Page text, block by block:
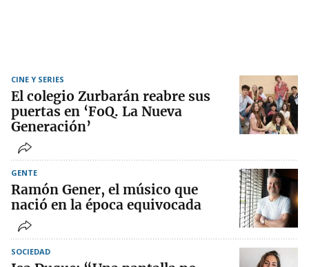
CINE Y SERIES
El colegio Zurbarán reabre sus
puertas en ‘FoQ. La Nueva
Generación’
GENTE
Ramón Gener, el músico que
nació en la época equivocada
SOCIEDAD